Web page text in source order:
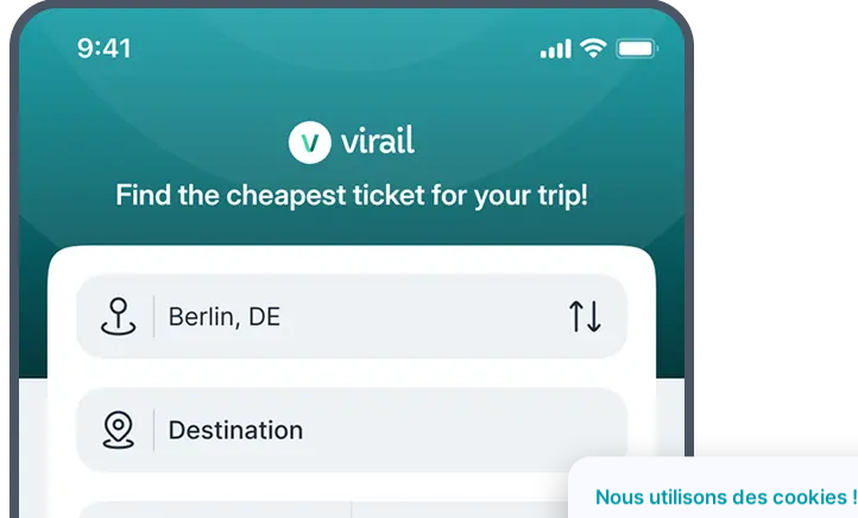
Nous utilisons des cookies !